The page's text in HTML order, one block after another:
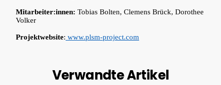
Mitarbeiter:innen: Tobias Bolten, Clemens Brück, Dorothee
Volker
Projektwebsite: www.plsm-project.com
Verwandte Artikel